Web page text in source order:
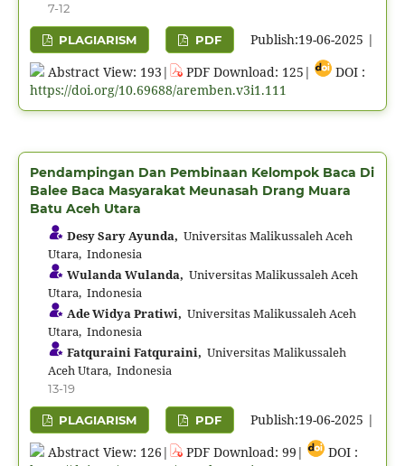
7-12
PLAGIARISM PDF
Publish:19-06-2025 |
Abstract View: 193|
PDF Download: 125|
DOI :
https://doi.org/10.69688/aremben.v3i1.111
Pendampingan Dan Pembinaan Kelompok Baca Di
Balee Baca Masyarakat Meunasah Drang Muara
Batu Aceh Utara
Desy Sary Ayunda, Universitas Malikussaleh Aceh
Utara, Indonesia
Wulanda Wulanda, Universitas Malikussaleh Aceh
Utara, Indonesia
Ade Widya Pratiwi, Universitas Malikussaleh Aceh
Utara, Indonesia
Fatquraini Fatquraini, Universitas Malikussaleh
Aceh Utara, Indonesia
13-19
PLAGIARISM PDF
Publish:19-06-2025 |
Abstract View: 126|
PDF Download: 99|
DOI :